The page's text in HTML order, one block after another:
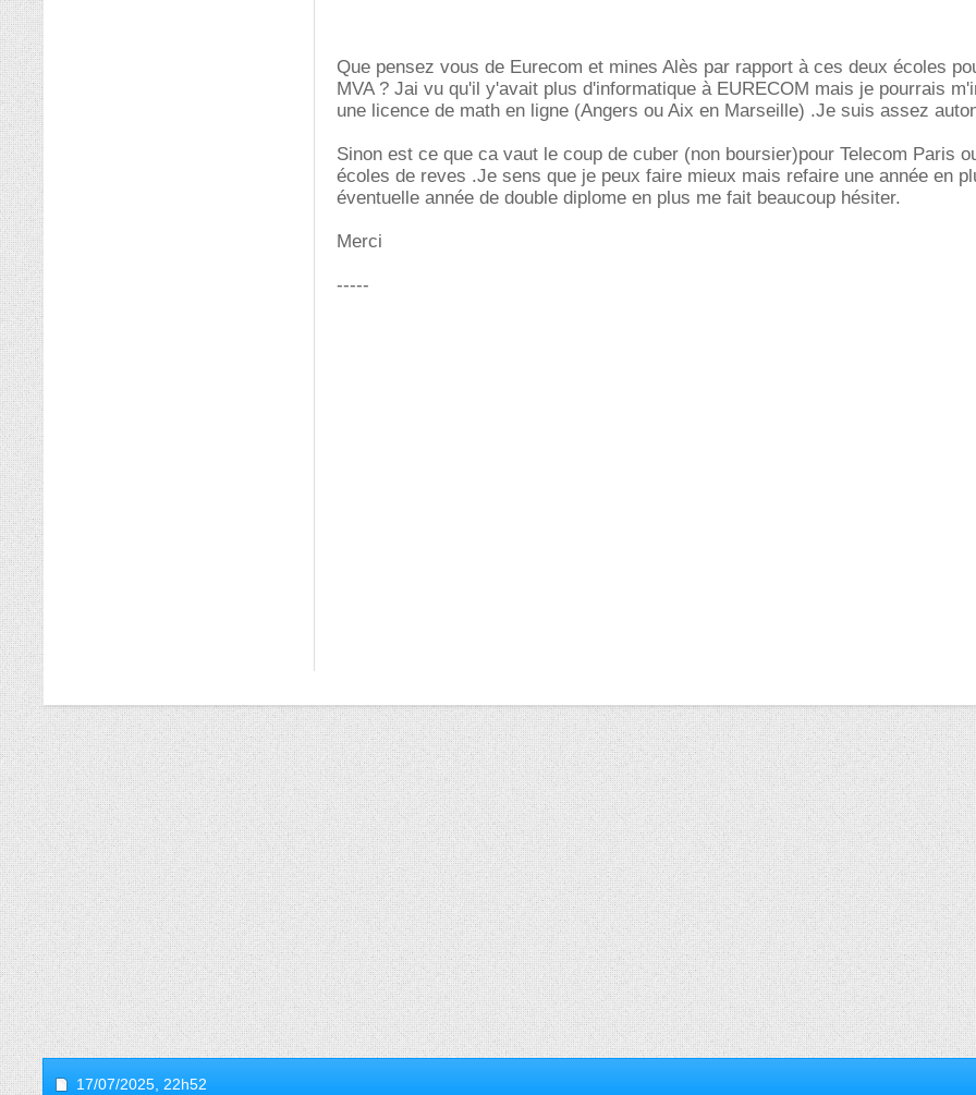
Que pensez vous de Eurecom et mines Alès par rapport à ces deux écoles
MVA ? Jai vu qu'il y'avait plus d'informatique à EURECOM mais je pourrais
une licence de math en ligne (Angers ou Aix en Marseille) .Je suis assez
Sinon est ce que ca vaut le coup de cuber (non boursier)pour Telecom Paris
écoles de reves .Je sens que je peux faire mieux mais refaire une année en
éventuelle année de double diplome en plus me fait beaucoup hésiter.
Merci
-----
17/07/2025, 22h52